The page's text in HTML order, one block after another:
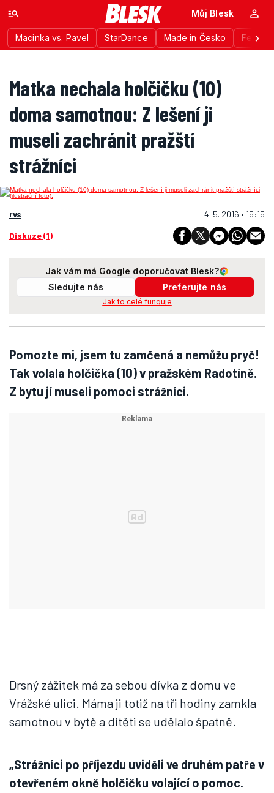
Macinka vs. Pavel StarDance Made in Česko
Můj Blesk
Matka nechala holčičku (10)
doma samotnou: Z lešení ji
museli zachránit pražští
strážníci
rvs 4. 5. 2016 • 15:15
Diskuze (1)
Jak vám má Google doporučovat Blesk?
Sledujte nás
Preferujte nás
Jak to celé funguje
Pomozte mi, jsem tu zamčená a nemůžu pryč!
Tak volala holčička (10) v pražském Radotíně.
Z bytu jí museli pomoci strážníci.
Drsný zážitek má za sebou dívka z domu ve
Vrážské ulici. Máma ji totiž na tři hodiny zamkla
samotnou v bytě a dítěti se udělalo špatně.
„Strážníci po příjezdu uviděli ve druhém patře v
otevřeném okně holčičku volající o pomoc.